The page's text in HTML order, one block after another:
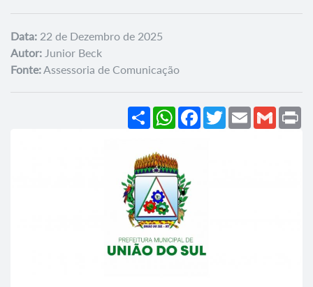
Data: 22 de Dezembro de 2025
Autor: Junior Beck
Fonte:Assessoria de Comunicação
ShareWhatsApp
Facebook
TwitterEmailGmail